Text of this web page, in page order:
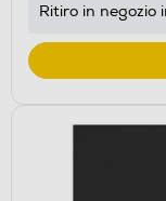
Ritiro in negozio